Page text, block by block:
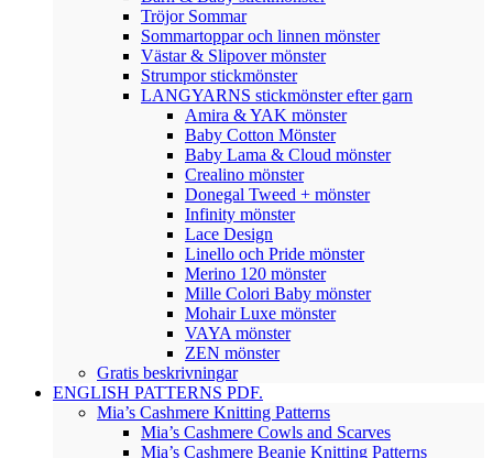
Tröjor Sommar
Sommartoppar och linnen mönster
Västar & Slipover mönster
Strumpor stickmönster
LANGYARNS stickmönster efter garn
Amira & YAK mönster
Baby Cotton Mönster
Baby Lama & Cloud mönster
Crealino mönster
Donegal Tweed + mönster
Infinity mönster
Lace Design
Linello och Pride mönster
Merino 120 mönster
Mille Colori Baby mönster
Mohair Luxe mönster
VAYA mönster
ZEN mönster
Gratis beskrivningar
ENGLISH PATTERNS PDF.
Mia’s Cashmere Knitting Patterns
Mia’s Cashmere Cowls and Scarves
Mia’s Cashmere Beanie Knitting Patterns